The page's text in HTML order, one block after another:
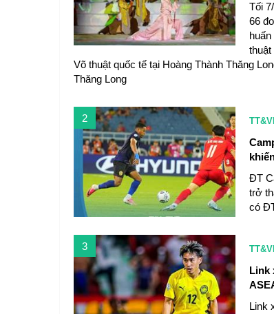
Tối
66
thuật
Võ thuật quốc tế tại Hoàng Thành Thăng
Thăng Long
2
ĐT
trở
có
3
Link
Link